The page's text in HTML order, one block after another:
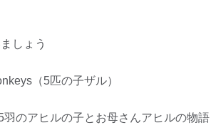
しょう
（5匹の子ザル）
羽のアヒルの子とお母さんアヒルの物語